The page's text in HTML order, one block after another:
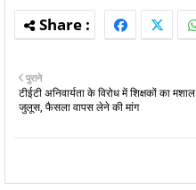
पुराने
टीईटी अनिवार्यता के विरोध में शिक्षकों का मशाल
जुलूस, फैसला वापस लेने की मांग